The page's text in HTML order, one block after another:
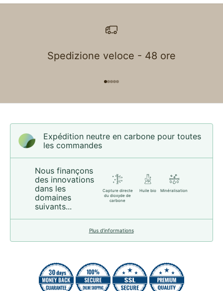
Spedizione veloce - 48 ore
Expédition neutre en carbone pour toutes
les commandes
Nous finançons
des innovations
dans les
domaines
suivants...
Capture directe
du dioxyde de
carbone
Huile bio Minéralisation
Plus d’informations